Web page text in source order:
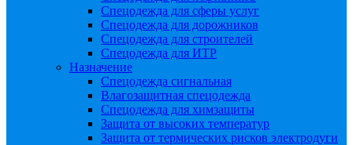
Спецодежда для сферы услуг
Спецодежда для дорожников
Спецодежда для строителей
Спецодежда для ИТР
Назначение
Спецодежда сигнальная
Влагозащитная спецодежда
Спецодежда для химзащиты
Защита от высоких температур
Защита от термических рисков электродуги